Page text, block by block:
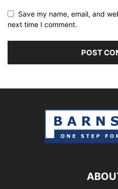
Save my name, email, and
next time I comment.